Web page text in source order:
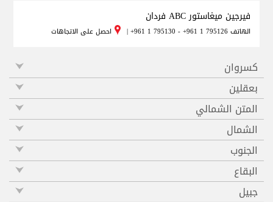
فيرجين ميغاستور ABC فردان
الهاتف+961 1 795130 - +961 1 795126
| احصل على الاتجاهات
كسروان
بعقلين
المتن الشمالي
الشمال
الجنوب
البقاع
جبيل